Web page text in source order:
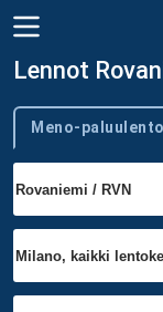
Lennot
Trip type
Meno-paluulento